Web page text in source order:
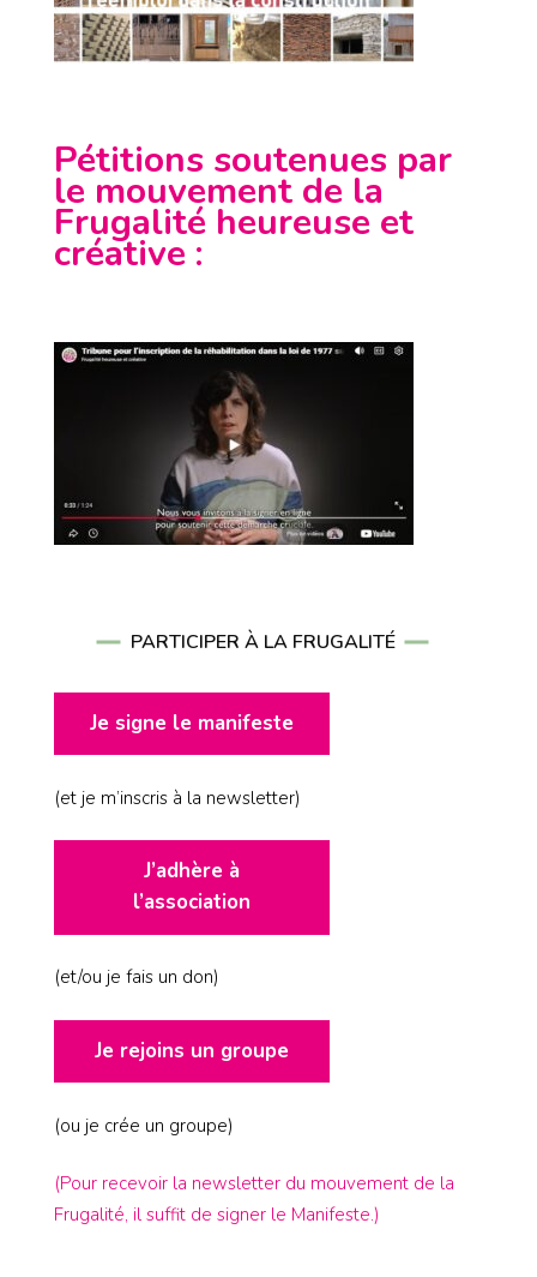
Pétitions soutenues par
le mouvement de la
Frugalité heureuse et
créative :
PARTICIPER À LA FRUGALITÉ
Je signe le manifeste
(et je m’inscris à la newsletter)
J’adhère à
l’association
(et/ou je fais un don)
Je rejoins un groupe
(ou je crée un groupe)
(Pour recevoir la newsletter du mouvement de la
Frugalité, il suffit de signer le Manifeste.)